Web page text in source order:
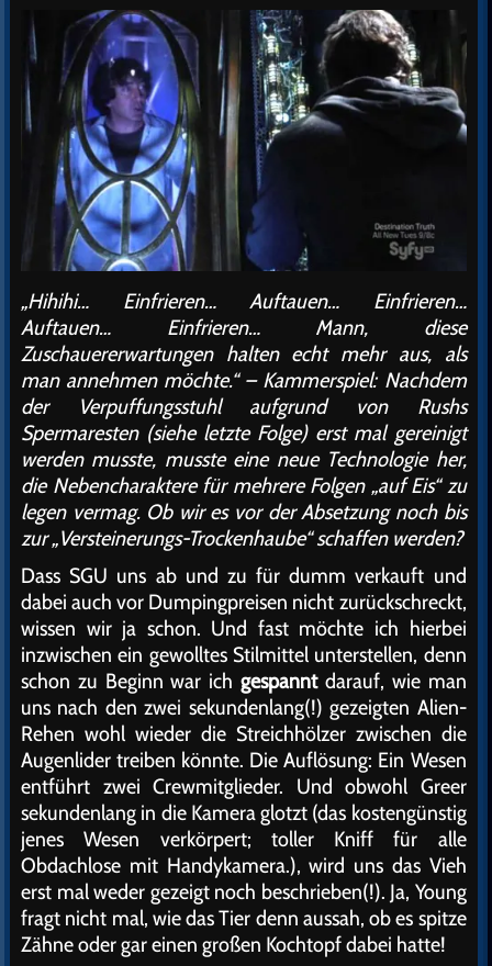
„Hihihi… Einfrieren… Auftauen… Einfrieren…
Auftauen… Einfrieren… Mann, diese
Zuschauererwartungen halten echt mehr aus, als
man annehmen möchte.“ – Kammerspiel: Nachdem
der Verpuffungsstuhl aufgrund von Rushs
Spermaresten (siehe letzte Folge) erst mal gereinigt
werden musste, musste eine neue Technologie her,
die Nebencharaktere für mehrere Folgen „auf Eis“ zu
legen vermag. Ob wir es vor der Absetzung noch bis
zur „Versteinerungs-Trockenhaube“ schaffen werden?
Dass SGU uns ab und zu für dumm verkauft und
dabei auch vor Dumpingpreisen nicht zurückschreckt,
wissen wir ja schon. Und fast möchte ich hierbei
inzwischen ein gewolltes Stilmittel unterstellen, denn
schon zu Beginn war ichgespanntdarauf, wie man
uns nach den zwei sekundenlang(!) gezeigten Alien-
Rehen wohl wieder die Streichhölzer zwischen die
Augenlider treiben könnte. Die Auflösung: Ein Wesen
entführt zwei Crewmitglieder. Und obwohl Greer
sekundenlang in die Kamera glotzt (das kostengünstig
jenes Wesen verkörpert; toller Kniff für alle
Obdachlose mit Handykamera.), wird uns das Vieh
erst mal weder gezeigt noch beschrieben(!). Ja, Young
fragt nicht mal, wie das Tier denn aussah, ob es spitze
Zähne oder gar einen großen Kochtopf dabei hatte!